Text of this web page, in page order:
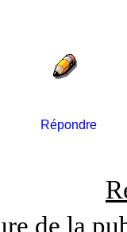
Répondre
de la